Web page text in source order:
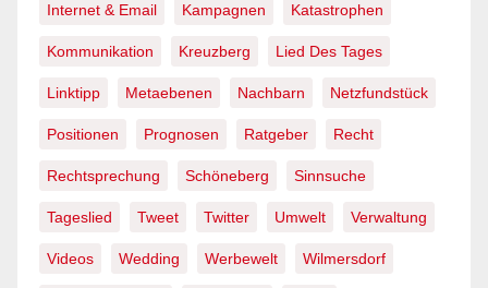
Internet & Email Kampagnen Katastrophen
Kommunikation Kreuzberg Lied Des Tages
Linktipp Metaebenen Nachbarn Netzfundstück
Positionen Prognosen Ratgeber Recht
Rechtsprechung Schöneberg Sinnsuche
Tageslied Tweet Twitter Umwelt Verwaltung
Videos Wedding Werbewelt Wilmersdorf